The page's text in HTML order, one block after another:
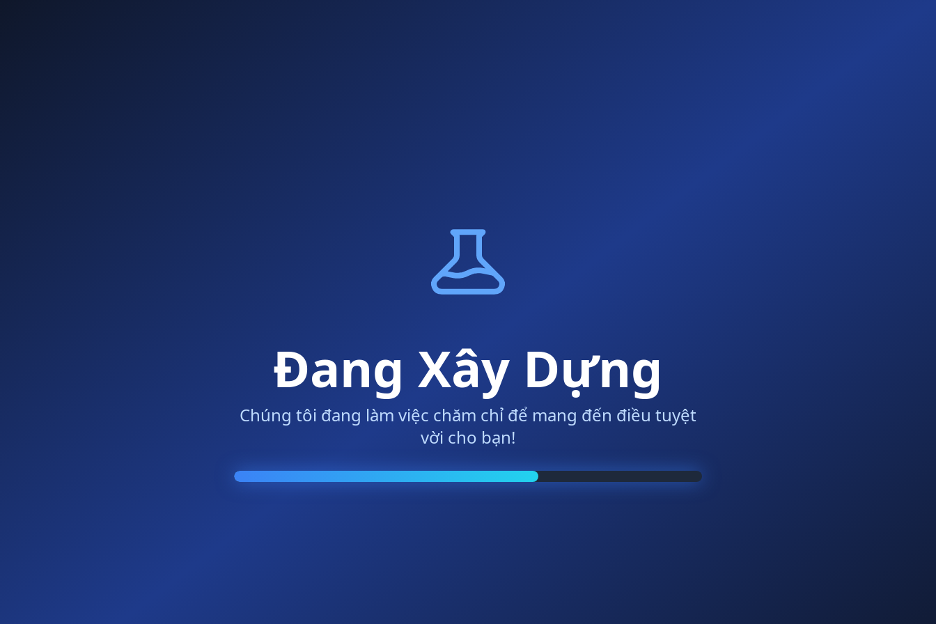
Đang Xây Dựng
Chúng tôi đang làm việc chăm chỉ để mang đến điều tuyệt
vời cho bạn!